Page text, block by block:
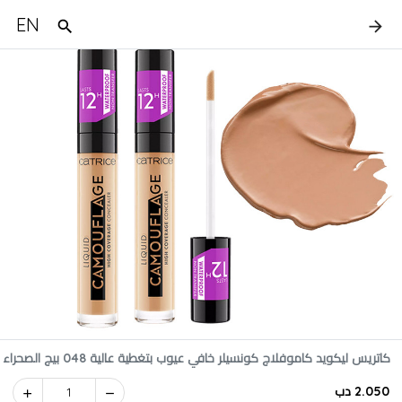
EN
كاتريس ليكويد كاموفلاج كونسيلر خافي عيوب بتغطية عالية 048 بيج الصحراء
2.050 دب 1